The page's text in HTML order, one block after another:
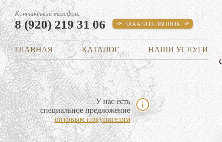
Контактный телефон:
8 (920) 219 31 06 ЗАКАЗАТЬ ЗВОНОК
ГЛАВНАЯ КАТАЛОГ НАШИ УСЛУГИ
У нас есть
специальное предложение
оптовым покупателям